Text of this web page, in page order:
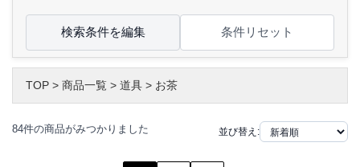
検索条件を編集 条件リセット
TOP > 商品一覧 > 道具 > お茶
84件の商品がみつかりました 並び替え: